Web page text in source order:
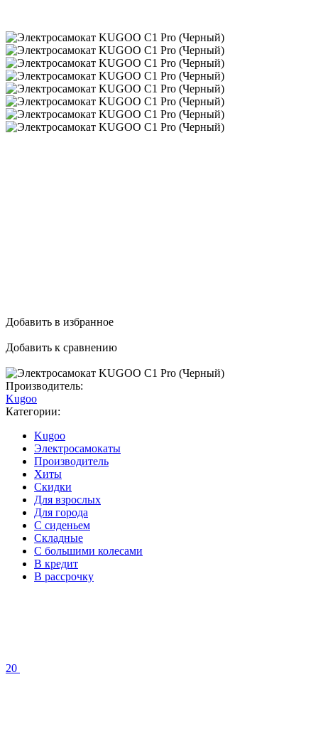
Добавить в избранное
Добавить к сравнению
Производитель:
Kugoo
Категории:
Kugoo
Электросамокаты
Производитель
Хиты
Скидки
Для взрослых
Для города
С сиденьем
Складные
С большими колесами
В кредит
В рассрочку
20